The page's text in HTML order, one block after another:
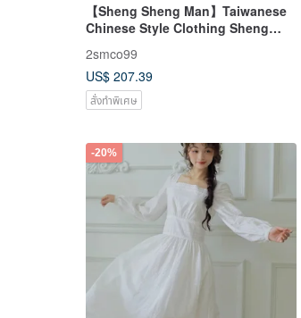
【Sheng Sheng Man】Taiwanese
Chinese Style Clothing Sheng
Inspired High Neck Long Sleeve
Autumn Cotton Dress
2smco99
US$ 207.39
สั่งทำพิเศษ
-20%